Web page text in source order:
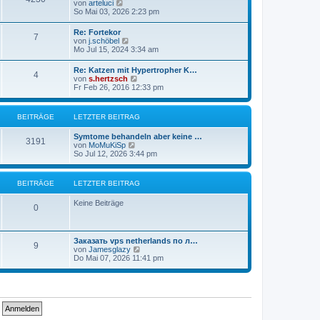
e
i
a
von arteluci
e
s
t
e
r
B
e
i
t
r
a
g
So Mai 03, 2026 2:23 pm
7
Re: Fortekor
von j.schöbel
e
e
s
t
e
r
B
e
i
t
r
a
Mo Jul 15, 2024 3:34 am
4
Re: Katzen mit Hypertropher K…
von s.hertzsch
e
e
t
e
r
e
i
t
r
Fr Feb 26, 2016 12:33 pm
BEITRÄGE LETZTER BEITRAG
3191
Symtome behandeln aber keine …
von MoMuKiSp
e
e
t
e
i
t
r
a
So Jul 12, 2026 3:44 pm
BEITRÄGE LETZTER BEITRAG
0 Keine Beiträge
9
Заказать vps netherlands по л…
von Jamesglazy
e
e
e
Do Mai 07, 2026 11:41 pm